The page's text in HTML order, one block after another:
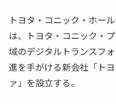
トヨタ・コニック・ホー
は、トヨタ・コニック・
域のデジタルトランスフ
進を手がける新会社「ト
ァ」を設立する。